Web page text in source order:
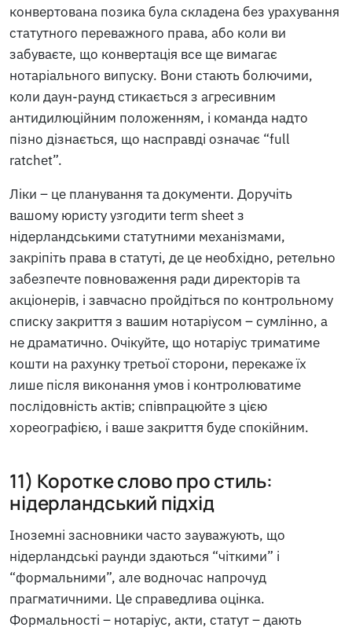
конвертована позика була складена без урахування
статутного переважного права, або коли ви
забуваєте, що конвертація все ще вимагає
нотаріального випуску. Вони стають болючими,
коли даун-раунд стикається з агресивним
антидилюційним положенням, і команда надто
пізно дізнається, що насправді означає “full
ratchet”.
Ліки – це планування та документи. Доручіть
вашому юристу узгодити term sheet з
нідерландськими статутними механізмами,
закріпіть права в статуті, де це необхідно, ретельно
забезпечте повноваження ради директорів та
акціонерів, і завчасно пройдіться по контрольному
списку закриття з вашим нотаріусом – сумлінно, а
не драматично. Очікуйте, що нотаріус триматиме
кошти на рахунку третьої сторони, перекаже їх
лише після виконання умов і контролюватиме
послідовність актів; співпрацюйте з цією
хореографією, і ваше закриття буде спокійним.
11) Коротке слово про стиль:
нідерландський підхід
Іноземні засновники часто зауважують, що
нідерландські раунди здаються “чіткими” і
“формальними”, але водночас напрочуд
прагматичними. Це справедлива оцінка.
Формальності – нотаріус, акти, статут – дають